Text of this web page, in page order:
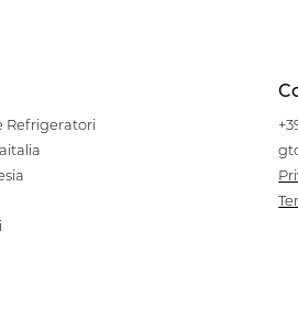
Refrigeratori